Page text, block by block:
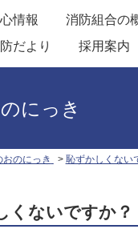
情報 消防組合の
だより
採用案内
にっき
おのにっき 恥ずかしくない
くないですか？